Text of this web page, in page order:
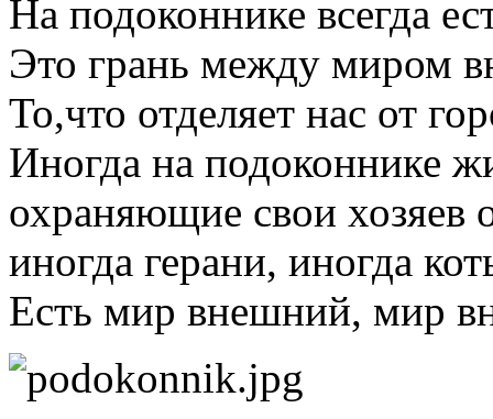
На подоконнике всегда
Это грань между миром
То,что отделяет нас от
Иногда на подоконнике
охраняющие свои хозяев
иногда герани, иногда
Есть мир внешний, мир